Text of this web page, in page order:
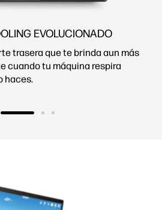
EVOLUCIONADO
trasera que te brinda aun más
cuando tu máquina respira
haces.